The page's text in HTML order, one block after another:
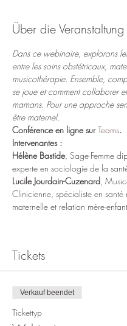
Über die Veranstaltung
Dans ce webinaire, explorons
entre les soins obstétricaux,
musicothérapie. Ensemble,
se joue et comment collaborer
mamans. Pour une approche
être maternel.
Conférence en ligne sur Teams.
Intervenantes :
Hélène Bastide, Sage-Femme
experte en sociologie de la
Lucile Jourdain-Cuzenard,
Clinicienne, spécialiste en santé
maternelle et relation mère-
Tickets
Verkauf beendet
Tickettyp